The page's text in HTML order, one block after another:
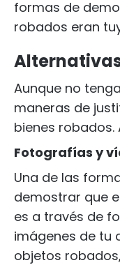
formas de
robados eran
Aunque no
maneras de
bienes robados.
Fotografías y
Una de las
demostrar que
es a través de
imágenes de tu
objetos